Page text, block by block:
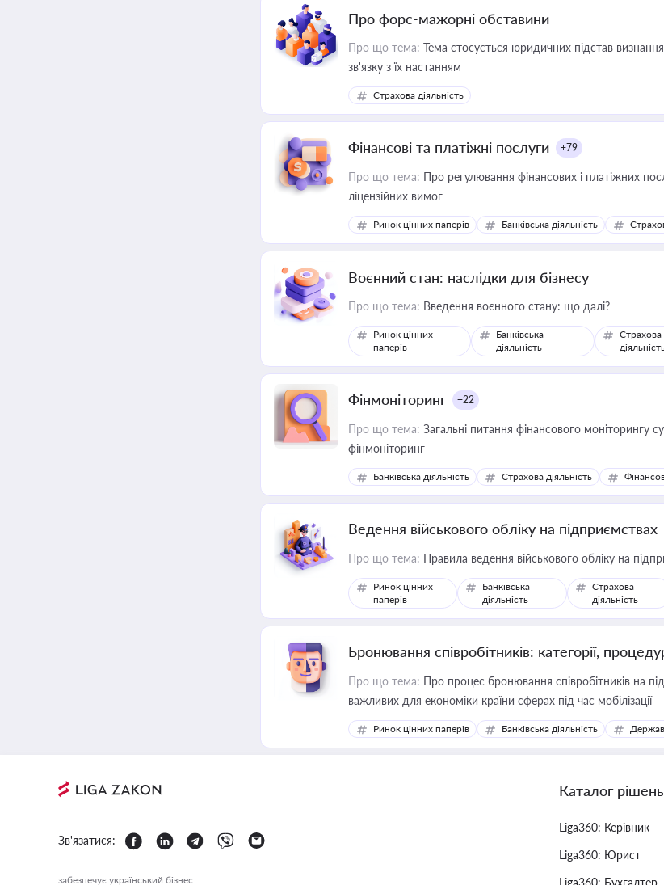
Про форс-мажорні обставини
Про що тема: Тема стосується юридичних підстав
зв'язку з їх настанням
Страхова діяльність
Фінансові та платіжні послуги +79
Про що тема: Про регулювання фінансових і платіжних послуг, управління коштами, приймання платежів та
ліцензійних вимог
Ринок цінних паперів Банківська діяльність
Воєнний стан: наслідки для бізнесу
Про що тема: Введення воєнного стану: що далі?
Ринок цінних
паперів
Банківська
діяльність
Страхова
Фінмоніторинг +22
Про що тема: Загальні питання фінансового моніторингу
фінмоніторинг
Банківська діяльність Страхова діяльність
Ведення військового обліку на підприємствах
Про що тема: Правила ведення військового обліку на
Ринок цінних
паперів
Банківська
діяльність
Страхова
діяльність
Бронювання співробітників: категорії,
Про що тема: Про процес бронювання співробітників на
важливих для економіки країни сферах під час мобілізації
Ринок цінних паперів Банківська діяльність
Зв'язатися:
забезпечує український бізнес
Каталог рішень
Liga360: Керівник
Liga360: Юрист
Liga360: Бухгалтер